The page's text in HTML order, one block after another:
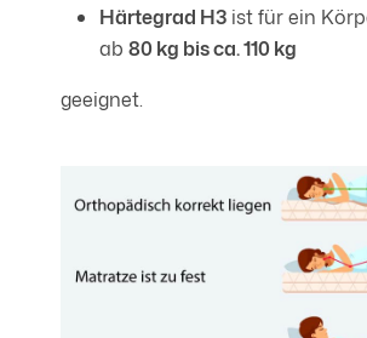
Härtegrad H3 ist für ein
ab 80 kg bis ca. 110 kg
geeignet.